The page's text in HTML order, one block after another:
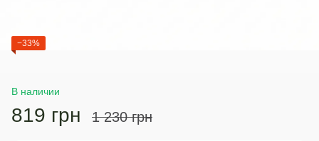
−33%
В наличии
819 грн 1 230 грн